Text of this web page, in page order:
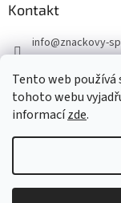
Tento web používá
tohoto webu
informacízde.
Kontakt
info@znackovy-